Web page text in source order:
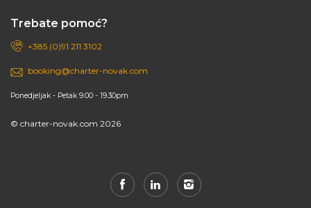
Trebate pomoć?
+385 (0)91 211 3102
booking@charter-novak.com
Ponedjeljak - Petak 9.00 - 19.30pm
© charter-novak.com 2026